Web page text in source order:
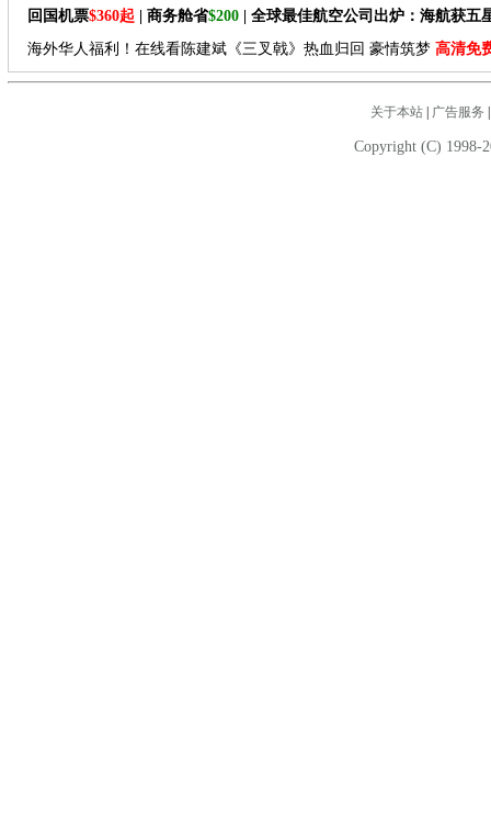
回国机票$360起 | 商务舱省$200 | 全球最佳航空公司出炉：海航获五
海外华人福利！在线看陈建斌《三叉戟》热血归回 豪情筑梦 高清免
关于本站| 广告服务
Copyright (C) 1998-